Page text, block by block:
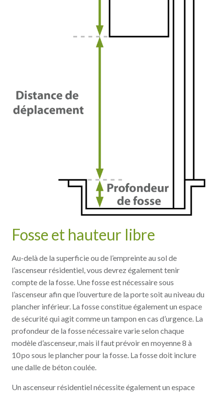
Fosse et hauteur libre
Au-delà de la superficie ou de l’empreinte au sol de
l’ascenseur résidentiel, vous devrez également tenir
compte de la fosse. Une fosse est nécessaire sous
l’ascenseur afin que l’ouverture de la porte soit au niveau du
plancher inférieur. La fosse constitue également un espace
de sécurité qui agit comme un tampon en cas d’urgence. La
profondeur de la fosse nécessaire varie selon chaque
modèle d’ascenseur, mais il faut prévoir en moyenne 8 à
10 po sous le plancher pour la fosse. La fosse doit inclure
une dalle de béton coulée.
Un ascenseur résidentiel nécessite également un espace